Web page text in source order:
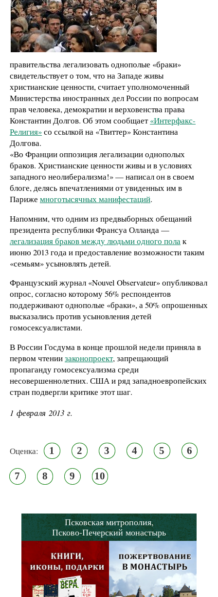
правительства легализовать однополые «браки»
свидетельствует о том, что на Западе живы
христианские ценности, считает уполномоченный
Министерства иностранных дел России по вопросам
прав человека, демократии и верховенства права
Константин Долгов. Об этом сообщает«Интерфакс-
Религия»со ссылкой на «Твиттер» Константина
Долгова.
«Во Франции оппозиция легализации однополых
браков. Христианские ценности живы и в условиях
западного неолиберализма!» — написал он в своем
блоге, делясь впечатлениями от увиденных им в
Париже многотысячных манифестаций.
Напомним, что одним из предвыборных обещаний
президента республики Франсуа Олланда —
легализация браков между людьми одного пола к
июню 2013 года и предоставление возможности таким
«семьям» усыновлять детей.
Французский журнал «Nouvel Observateur» опубликовал
опрос, согласно которому 56% респондентов
поддерживают однополые «браки», а 50% опрошенных
высказались против усыновления детей
гомосексуалистами.
В России Госдума в конце прошлой недели приняла в
первом чтениизаконопроект, запрещающий
пропаганду гомосексуализма среди
несовершеннолетних. США и ряд западноевропейских
стран подвергли критике этот шаг.
1 февраля 2013 г.
Оценка: 1 2 3 4 5 6
7 8 9 10
Псковская митрополия,
Псково-Печерский монастырь